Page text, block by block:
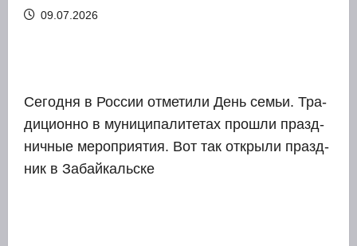
09.07.2026
Сего­дня в Рос­сии отме­ти­ли День семьи. Тра­
ди­ци­он­но в муни­ци­па­ли­те­тах про­шли празд­
нич­ные меро­при­я­тия. Вот так откры­ли празд­
ник в Забай­каль­ске